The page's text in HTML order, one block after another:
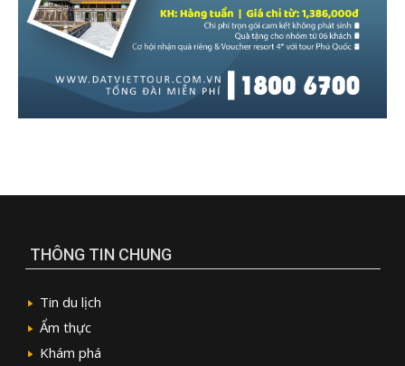
THÔNG TIN CHUNG
Tin du lịch
Ẩm thực
Khám phá